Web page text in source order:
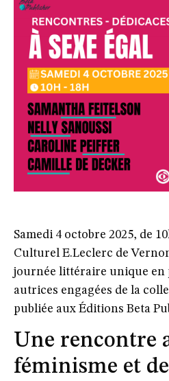
Samedi 4 octobre 2025, de
Culturel E.Leclerc de
journée littéraire unique en
autrices engagées de la
publiée aux Éditions Beta
Une rencontre
féminisme et